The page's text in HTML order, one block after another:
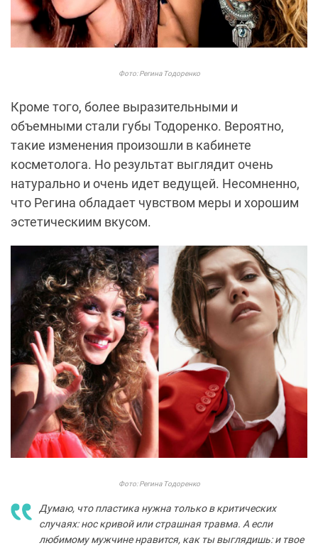
Фото: Регина Тодоренко
Кроме того, более выразительными и
объемными стали губы Тодоренко. Вероятно,
такие изменения произошли в кабинете
косметолога. Но результат выглядит очень
натурально и очень идет ведущей. Несомненно,
что Регина обладает чувством меры и хорошим
эстетическиим вкусом.
Фото: Регина Тодоренко
Думаю, что пластика нужна только в критических
случаях: нос кривой или страшная травма. А если
любимому мужчине нравится, как ты выглядишь: и твое